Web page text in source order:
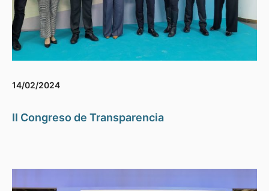
14/02/2024
II Congreso de Transparencia